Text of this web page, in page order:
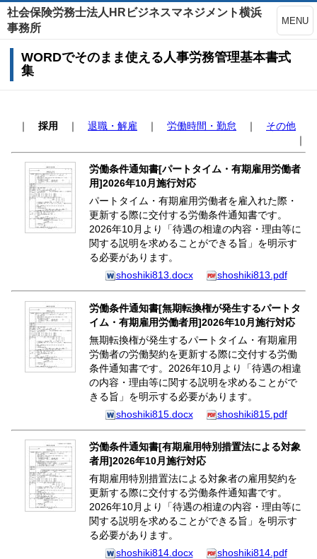
社会保険労務士法人HRビジネスマネジメント横浜
事務所
MENU
WORDでそのまま使える人事労務管理基本書式
集
｜ 採用 ｜ 退職・解雇 ｜ 労働時間・勤怠 ｜ その他
｜
労働条件通知書[パートタイム・有期雇用労働者
用]2026年10月施行対応
パートタイム・有期雇用労働者を雇入れた際・
更新する際に交付する労働条件通知書です。
2026年10月より「待遇の相違の内容・理由等に
関する説明を求めることができる旨」を明示す
る必要があります。
shoshiki813.docx
shoshiki813.pdf
労働条件通知書[無期転換権が発生するパートタ
イム・有期雇用労働者用]2026年10月施行対応
無期転換権が発生するパートタイム・有期雇用
労働者の労働契約を更新する際に交付する労働
条件通知書です。2026年10月より「待遇の相違
の内容・理由等に関する説明を求めることがで
きる旨」を明示する必要があります。
shoshiki815.docx
shoshiki815.pdf
労働条件通知書[有期雇用特別措置法による対象
者用]2026年10月施行対応
有期雇用特別措置法による対象者の雇用契約を
更新する際に交付する労働条件通知書です。
2026年10月より「待遇の相違の内容・理由等に
関する説明を求めることができる旨」を明示す
る必要があります。
shoshiki814.docx
shoshiki814.pdf